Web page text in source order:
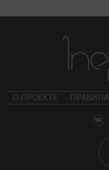
О ПРОЕКТЕ ПРАВИЛА